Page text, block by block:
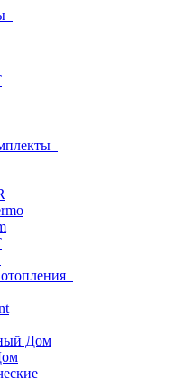
Дом